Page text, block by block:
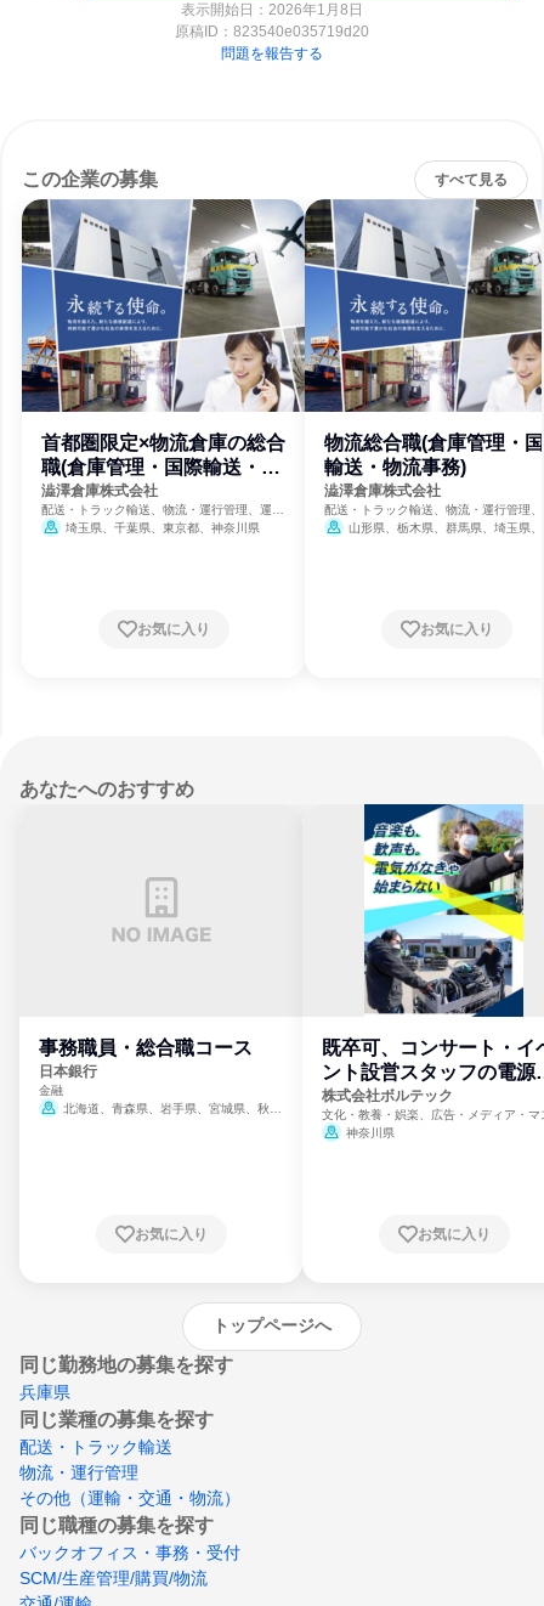
表示開始日：2026年1月8日
原稿ID： 823540e035719d20
問題を報告する
この企業の募集 すべて見る
首都圏限定×物流倉庫の総合
職(倉庫管理・国際輸送・物
流事務)
澁澤倉庫株式会社
配送・トラック輸送、物流・運行管理、運
輸・交通・物流
埼玉県、千葉県、東京都、神奈川県
お気に入り
物流総合職(倉庫管理・
輸送・物流事務)
澁澤倉庫株式会社
配送・トラック輸送、物流・運行管理
輸・交通・物流
山形県、栃木県、群馬県、埼玉県
お気に入り
あなたへのおすすめ
事務職員・総合職コース
日本銀行
金融
北海道、青森県、岩手県、宮城県、秋田
崎県、熊本県、大分県、宮崎県、鹿児島県、
お気に入り
既卒可、コンサート・イ
ント設営スタッフの電源
門
株式会社ボルテック
文化・教養・娯楽、広告・メディア・マ
ミ、電力・ガス・水道・エネルギー
神奈川県
お気に入り
トップページへ
同じ勤務地の募集を探す
兵庫県
同じ業種の募集を探す
配送・トラック輸送
物流・運行管理
その他（運輸・交通・物流）
同じ職種の募集を探す
バックオフィス・事務・受付
SCM/生産管理/購買/物流